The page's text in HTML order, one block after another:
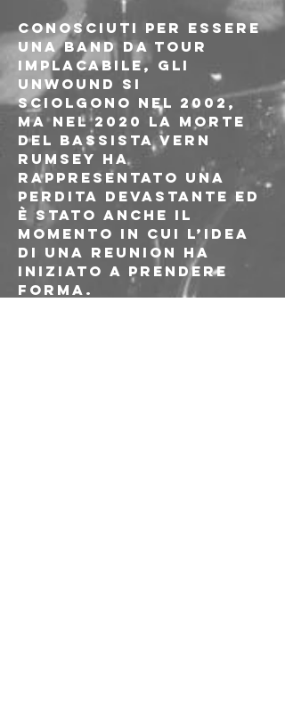
Conosciuti per essere
una band da tour
implacabile, gli
Unwound si
sciolgono nel 2002,
ma nel 2020 la morte
del bassista Vern
Rumsey ha
rappresentato una
perdita devastante ed
è stato anche il
momento in cui l’idea
di una reunion ha
iniziato a prendere
forma.